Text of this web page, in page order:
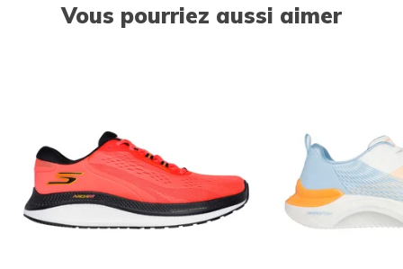
Vous pourriez aussi aimer